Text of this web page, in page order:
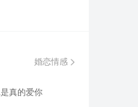
婚恋情感
真的爱你